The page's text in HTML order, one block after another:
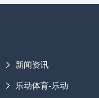
新闻资讯
乐动体育-乐动